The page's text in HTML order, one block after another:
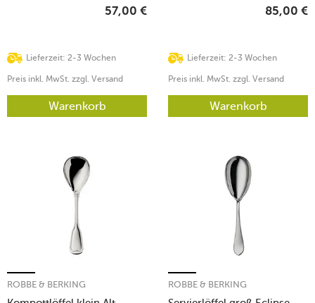
Lieferzeit: 2-3 Wochen
57,00 €
Preis inkl. MwSt. zzgl. Versand
Warenkorb
Lieferzeit: 2-3 Wochen
85,00 €
Preis inkl. MwSt. zzgl. Versand
Warenkorb
ROBBE & BERKING ROBBE & BERKING